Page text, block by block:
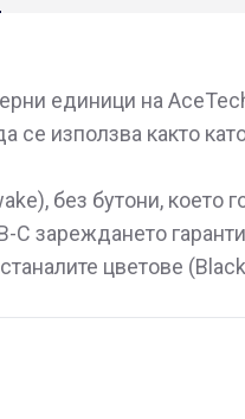
единици на
се използва както
без бутони, което
C зареждането
цветове